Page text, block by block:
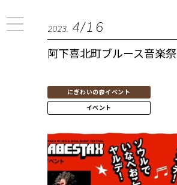
2023. 4/16
阿下喜北町ブルース音楽祭
にぎわいの森イベント
イベント